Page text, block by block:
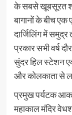
के सबसे खूबसूरत
बागानों के बीच
दार्जिलिंग में
प्रकार सभी वर्ष
सुंदर हिल स्टेशन
और कोलकाता से
प्रमुख पर्यटक
महाकाल मंदिर